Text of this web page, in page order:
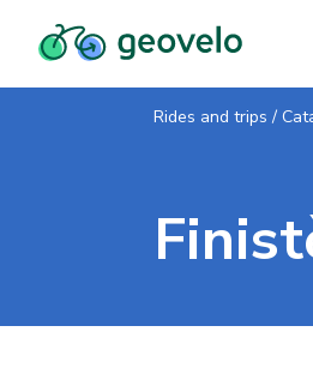
Rides and trips /